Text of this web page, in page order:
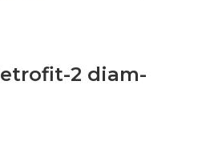
2 diam-